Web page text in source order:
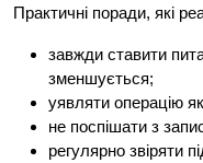
Практичні поради, які
завжди ставити
зменшується;
уявляти операцію
не поспішати з
регулярно звіряти